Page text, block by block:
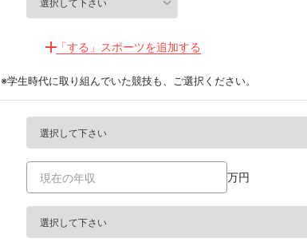
「する」スポーツを追加する
※学生時代に取り組んでいた競技も、ご選択ください。
万円